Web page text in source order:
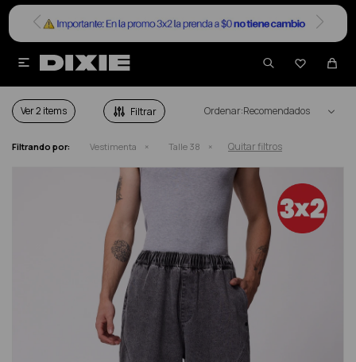


VESTIMENTA HOMBRE TALLE 38
Ver Recomendados
Filtrando por: Vestimenta Talle 38 Quitar filtros